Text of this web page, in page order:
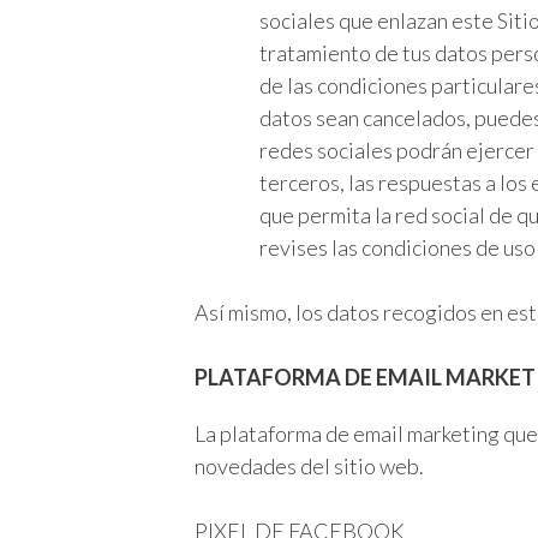
sociales que enlazan este
tratamiento de tus datos
de las condiciones
datos sean cancelados,
redes sociales podrán
terceros, las respuestas a
que permita la red social de
revises las condiciones de
Así mismo, los datos recogidos en
PLATAFORMA DE EMAIL
La plataforma de email marketing
novedades del sitio web.
PIXEL DE FACEBOOK